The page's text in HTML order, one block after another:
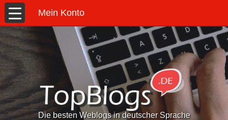
Mein Konto
Die besten Weblogs in deutscher Sprache